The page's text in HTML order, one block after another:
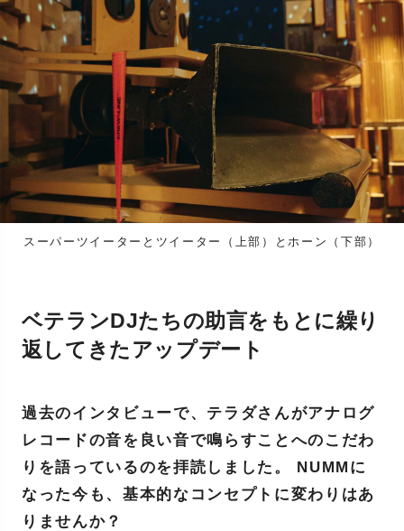
スーパーツイーターとツイーター（上部）とホーン（下部）
ベテランDJたちの助言をもとに繰り
返してきたアップデート
過去のインタビューで、テラダさんがアナログ
レコードの音を良い音で鳴らすことへのこだわ
りを語っているのを拝読しました。 NUMMに
なった今も、基本的なコンセプトに変わりはあ
りませんか？